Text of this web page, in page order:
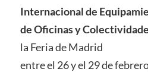
Internacional de
de Oficinas y
la Feria de Madrid
entre el 26 y el 29 de